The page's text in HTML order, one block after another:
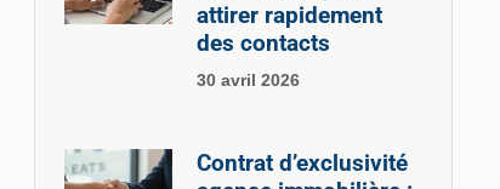
attirer rapidement
des contacts
30 avril 2026
Contrat d’exclusivité